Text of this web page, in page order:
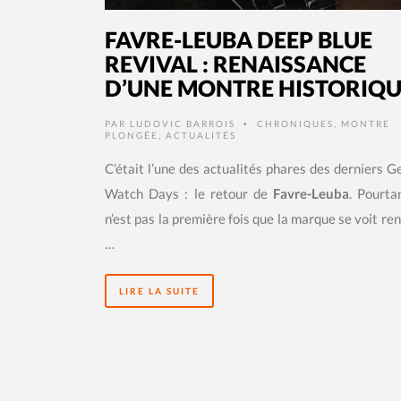
FAVRE-LEUBA DEEP BLUE
REVIVAL : RENAISSANCE
D’UNE MONTRE
PAR LUDOVIC BARROIS • CHRONIQUES
MONTRE
PLONGÉE
ACTUALITÉS
C’était l’une des actualités phares des derniers
Watch Days : le retour de Favre-Leuba.
n’est pas la première fois que la marque se voit
…
LIRE LA SUITE